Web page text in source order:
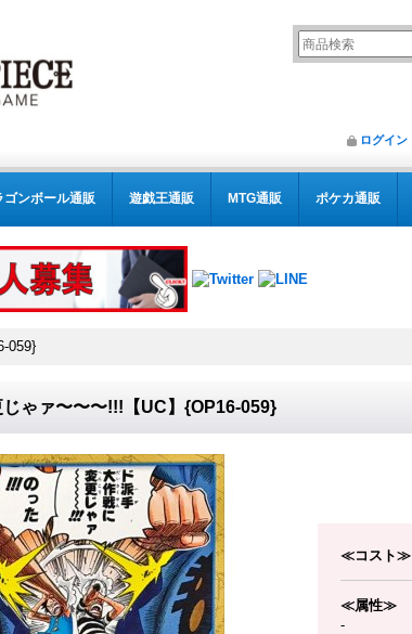
ログイン
ゴンボール通販 遊戯王通販 MTG通販 ポケカ通販
059}
じゃァ〜〜〜!!!【UC】{OP16-059}
≪コスト≫
≪属性≫
-